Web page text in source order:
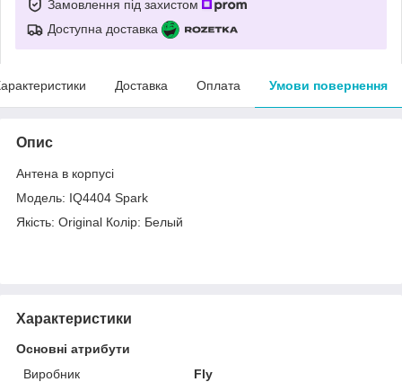
Замовлення під захистом
Доступна доставка
Доставка Оплата Умови повернення
Опис
Антена в корпусі
Модель: IQ4404 Spark
Якість: Original Колір: Белый
Характеристики
Основні атрибути
Виробник
Fly